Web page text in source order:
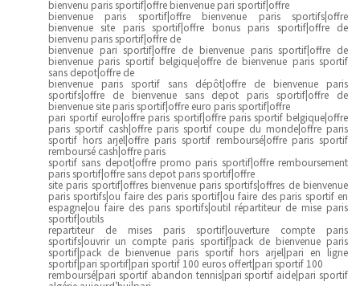
bienvenu paris sportif|offre bienvenue pari sportif|offre
bienvenue paris sportif|offre bienvenue paris sportifs|offre
bienvenue site paris sportif|offre bonus paris sportif|offre de
bienvenu paris sportif|offre de
bienvenue pari sportif|offre de bienvenue paris sportif|offre de
bienvenue paris sportif belgique|offre de bienvenue paris sportif
sans depot|offre de
bienvenue paris sportif sans dépôt|offre de bienvenue paris
sportifs|offre de bienvenue sans depot paris sportif|offre de
bienvenue site paris sportif|offre euro paris sportif|offre
pari sportif euro|offre paris sportif|offre paris sportif belgique|offre
paris sportif cash|offre paris sportif coupe du monde|offre paris
sportif hors arjel|offre paris sportif remboursé|offre paris sportif
remboursé cash|offre paris
sportif sans depot|offre promo paris sportif|offre remboursement
paris sportif|offre sans depot paris sportif|offre
site paris sportif|offres bienvenue paris sportifs|offres de bienvenue
paris sportifs|ou faire des paris sportif|ou faire des paris sportif en
espagne|ou faire des paris sportifs|outil répartiteur de mise paris
sportif|outils
repartiteur de mises paris sportif|ouverture compte paris
sportifs|ouvrir un compte paris sportif|pack de bienvenue paris
sportif|pack de bienvenue paris sportif hors arjel|pari en ligne
sportif|pari sportif|pari sportif 100 euros offert|pari sportif 100
remboursé|pari sportif abandon tennis|pari sportif aide|pari sportif